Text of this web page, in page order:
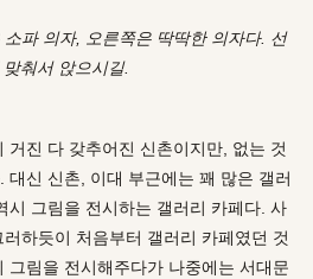
파 의자, 오른쪽은 딱딱한 의자다. 선
맞춰서 앉으시길.
거진 다 갖추어진 신촌이지만, 없는 것
대신 신촌, 이대 부근에는 꽤 많은 갤러
시 그림을 전시하는 갤러리 카페다. 사
하듯이 처음부터 갤러리 카페였던 것
그림을 전시해주다가 나중에는 서대문